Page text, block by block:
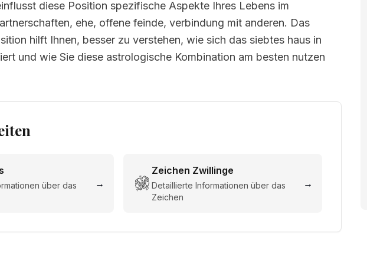
diese Position spezifische Aspekte Ihres Lebens im
ehe, offene feinde, verbindung mit anderen. Das
hilft Ihnen, besser zu verstehen, wie sich das siebtes haus in
und wie Sie diese astrologische Kombination am besten nutzen
über das
→
Zeichen Zwillinge
Detaillierte Informationen über das
Zeichen
→